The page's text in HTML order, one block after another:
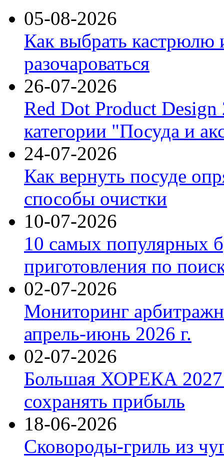
05-08-2026
Как выбрать кастрюлю
разочароваться
26-07-2026
Red Dot Product Design
категории "Посуда и
24-07-2026
Как вернуть посуде
способы очистки
10-07-2026
10 самых популярных
приготовления по
02-07-2026
Мониторинг
апрель-июнь 2026 г.
02-07-2026
Большая ХОРЕКА 2027:
сохранять прибыль
18-06-2026
Сковороды-гриль из